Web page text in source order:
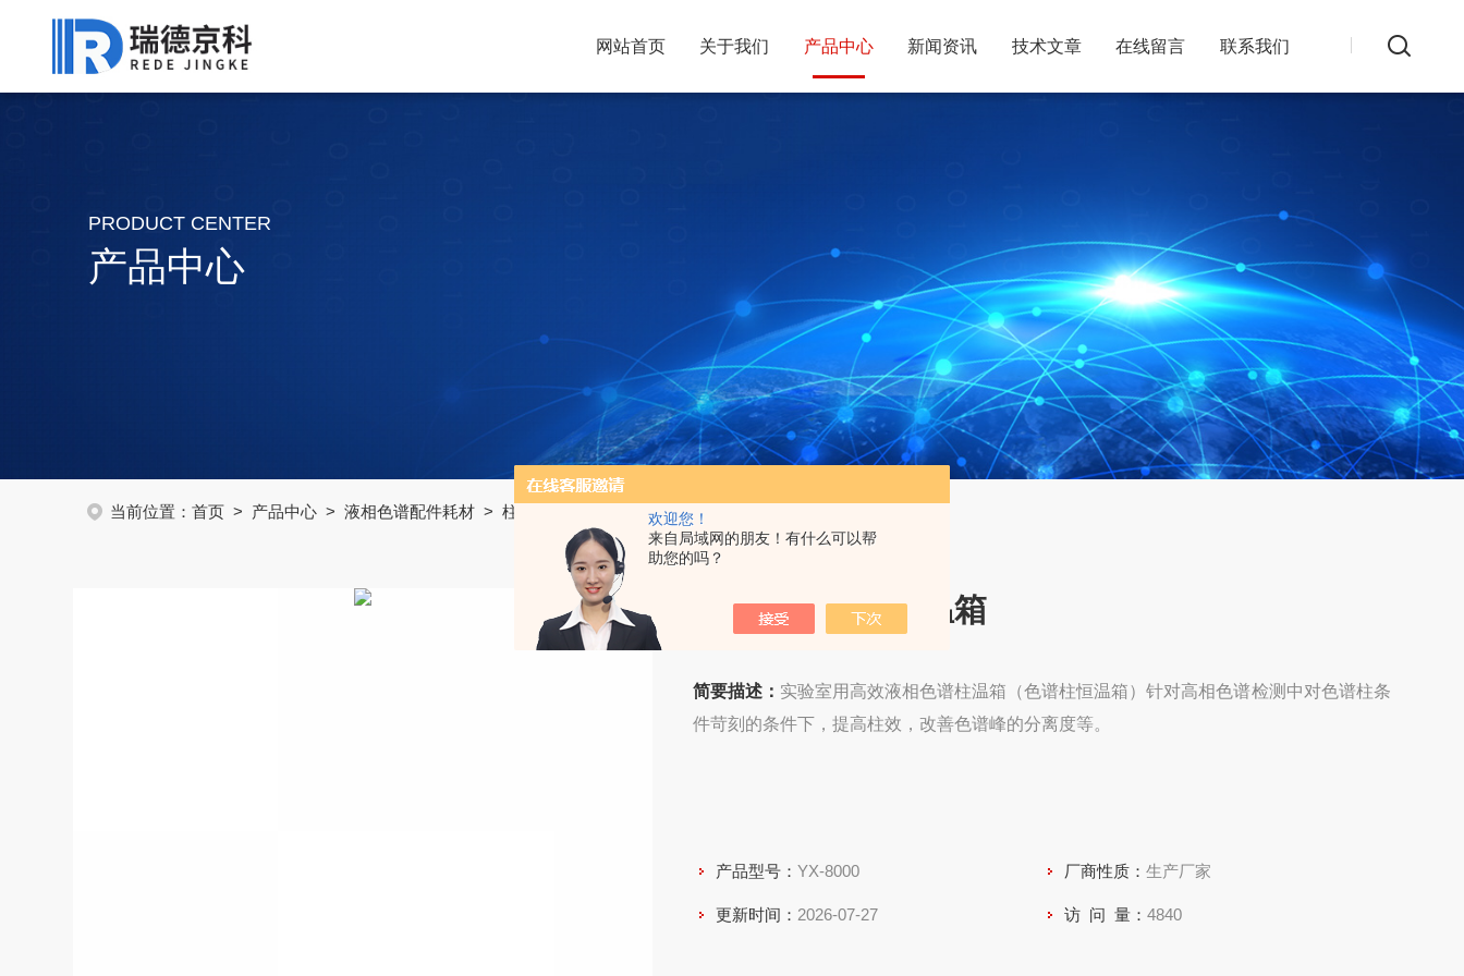
欢迎您！
来自局域网的朋友！有什么可以帮
助您的吗？
网站首页 关于我们 产品中心 新闻资讯 技术文章 在线留言 联系我们
PRODUCT CENTER
产品中心
当前位置：首页 > 产品中心 >液相色谱配件耗材 >柱温箱 > YX-8000高效液相色谱柱温箱
高效液相色谱柱温箱
简要描述： 实验室用高效液相色谱柱温箱（色谱柱恒温箱）针对高相色谱检测中对色谱柱条
件苛刻的条件下，提高柱效，改善色谱峰的分离度等。
产品型号： YX-8000 厂商性质：生产厂家
更新时间： 2026-07-27 访 问 量：4840